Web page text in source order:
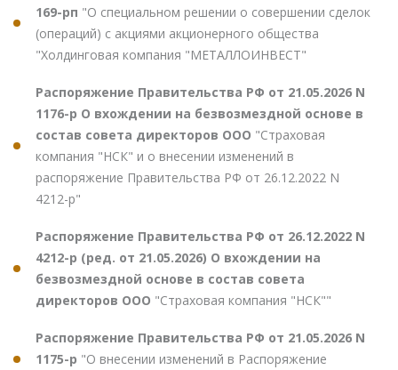
169-рп "О специальном решении о совершении сделок
(операций) с акциями акционерного общества
"Холдинговая компания "МЕТАЛЛОИНВЕСТ"
Распоряжение Правительства РФ от 21.05.2026 N
1176-р О вхождении на безвозмездной основе в
состав совета директоров ООО "Страховая
компания "НСК" и о внесении изменений в
распоряжение Правительства РФ от 26.12.2022 N
4212-р"
Распоряжение Правительства РФ от 26.12.2022 N
4212-р (ред. от 21.05.2026) О вхождении на
безвозмездной основе в состав совета
директоров ООО "Страховая компания "НСК""
Распоряжение Правительства РФ от 21.05.2026 N
1175-р "О внесении изменений в Распоряжение